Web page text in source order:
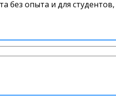
без опыта и для